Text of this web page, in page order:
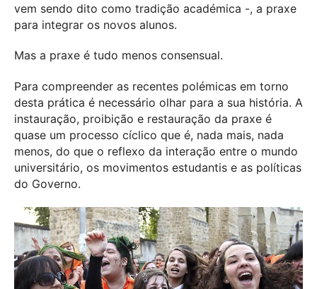
vem sendo dito como tradição académica -, a praxe
para integrar os novos alunos.
Mas a praxe é tudo menos consensual.
Para compreender as recentes polémicas em torno
desta prática é necessário olhar para a sua história. A
instauração, proibição e restauração da praxe é
quase um processo cíclico que é, nada mais, nada
menos, do que o reflexo da interação entre o mundo
universitário, os movimentos estudantis e as políticas
do Governo.